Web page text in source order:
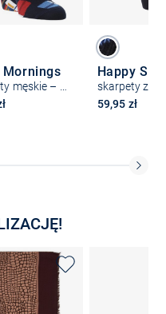
Mornings
Skarpety męskie – The Book Story
Happy
59,95 zł